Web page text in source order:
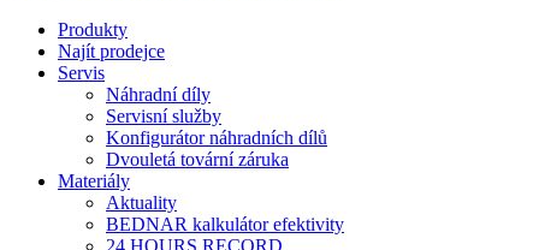
Produkty
Najít prodejce
Servis
Náhradní díly
Servisní služby
Konfigurátor náhradních dílů
Dvouletá tovární záruka
Materiály
Aktuality
BEDNAR kalkulátor efektivity
24 HOURS RECORD